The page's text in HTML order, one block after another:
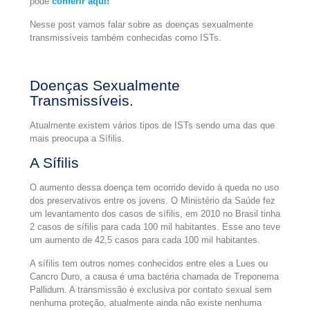
Nesse post vamos falar sobre as doenças sexualmente
transmissíveis também conhecidas como ISTs.
Doenças Sexualmente
Transmissíveis.
Atualmente existem vários tipos de ISTs sendo uma das que
mais preocupa a Sífilis.
A Sífilis
O aumento dessa doença tem ocorrido devido à queda no uso
dos preservativos entre os jovens. O Ministério da Saúde fez
um levantamento dos casos de sífilis, em 2010 no Brasil tinha
2 casos de sífilis para cada 100 mil habitantes. Esse ano teve
um aumento de 42,5 casos para cada 100 mil habitantes.
A sífilis tem outros nomes conhecidos entre eles a Lues ou
Cancro Duro, a causa é uma bactéria chamada de Treponema
Pallidum. A transmissão é exclusiva por contato sexual sem
nenhuma proteção, atualmente ainda não existe nenhuma